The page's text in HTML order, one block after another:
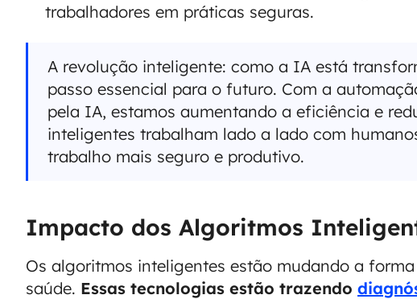
trabalhadores em práticas seguras.
A revolução inteligente: como a IA está
passo essencial para o futuro. Com a
pela IA, estamos aumentando a eficiência e
inteligentes trabalham lado a lado com
trabalho mais seguro e produtivo.
Impacto dos Algoritmos
Os algoritmos inteligentes estão mudando a
saúde. Essas tecnologias estão trazendo